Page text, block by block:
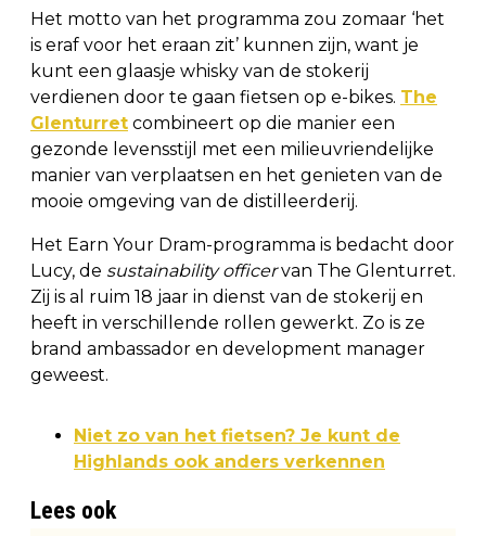
Het motto van het programma zou zomaar ‘het
is eraf voor het eraan zit’ kunnen zijn, want je
kunt een glaasje whisky van de stokerij
verdienen door te gaan fietsen op e-bikes. The
Glenturret combineert op die manier een
gezonde levensstijl met een milieuvriendelijke
manier van verplaatsen en het genieten van de
mooie omgeving van de distilleerderij.
Het Earn Your Dram-programma is bedacht door
Lucy, de sustainability officervan The Glenturret.
Zij is al ruim 18 jaar in dienst van de stokerij en
heeft in verschillende rollen gewerkt. Zo is ze
brand ambassador en development manager
geweest.
Niet zo van het fietsen? Je kunt de
Highlands ook anders verkennen
Lees ook